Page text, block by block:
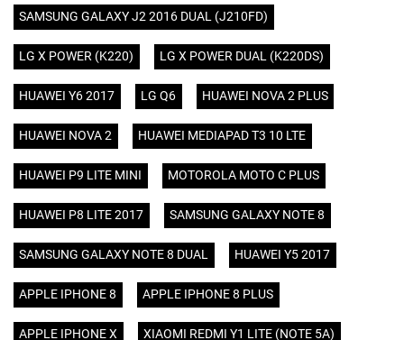
SAMSUNG GALAXY J2 2016 DUAL (J210FD)
LG X POWER (K220) LG X POWER DUAL (K220DS)
HUAWEI Y6 2017 LG Q6 HUAWEI NOVA 2 PLUS
HUAWEI NOVA 2 HUAWEI MEDIAPAD T3 10 LTE
HUAWEI P9 LITE MINI MOTOROLA MOTO C PLUS
HUAWEI P8 LITE 2017 SAMSUNG GALAXY NOTE 8
SAMSUNG GALAXY NOTE 8 DUAL HUAWEI Y5 2017
APPLE IPHONE 8 APPLE IPHONE 8 PLUS
APPLE IPHONE X XIAOMI REDMI Y1 LITE (NOTE 5A)